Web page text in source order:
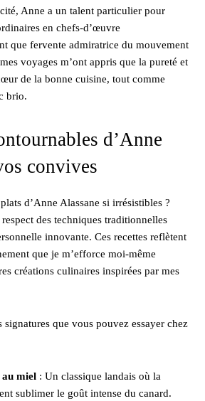
Anne a un talent particulier pour
en chefs-d’œuvre
que fervente admiratrice du mouvement
voyages m’ont appris que la pureté et
de la bonne cuisine, tout comme
brio.
d’Anne
convives
d’Anne Alassane si irrésistibles ?
des techniques traditionnelles
innovante. Ces recettes reflètent
que je m’efforce moi-même
créations culinaires inspirées par mes
signatures que vous pouvez essayer chez
miel : Un classique landais où la
sublimer le goût intense du canard.